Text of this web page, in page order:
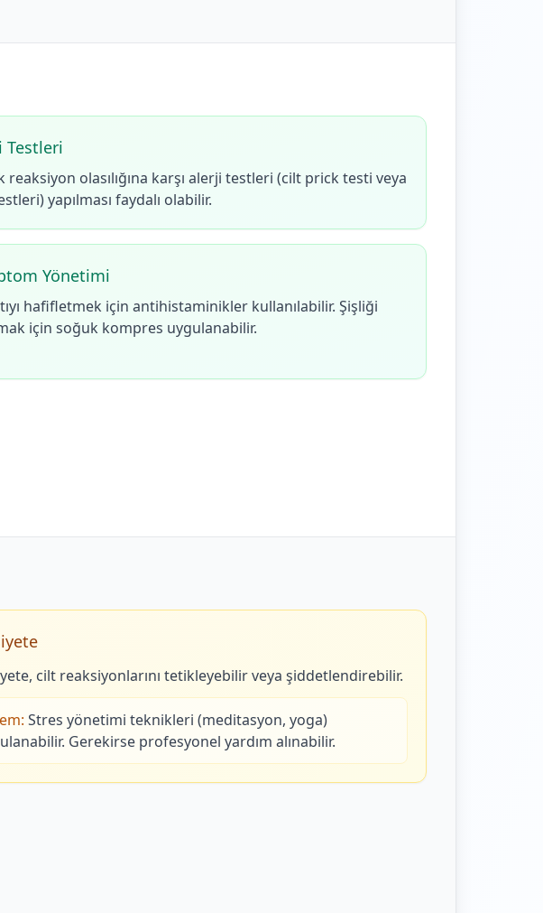
Testleri
reaksiyon olasılığına karşı alerji testleri (cilt prick testi veya
yapılması faydalı olabilir.
Yönetimi
hafifletmek için antihistaminikler kullanılabilir. Şişliği
için soğuk kompres uygulanabilir.
cilt reaksiyonlarını tetikleyebilir veya şiddetlendirebilir.
Stres yönetimi teknikleri (meditasyon, yoga)
Gerekirse profesyonel yardım alınabilir.